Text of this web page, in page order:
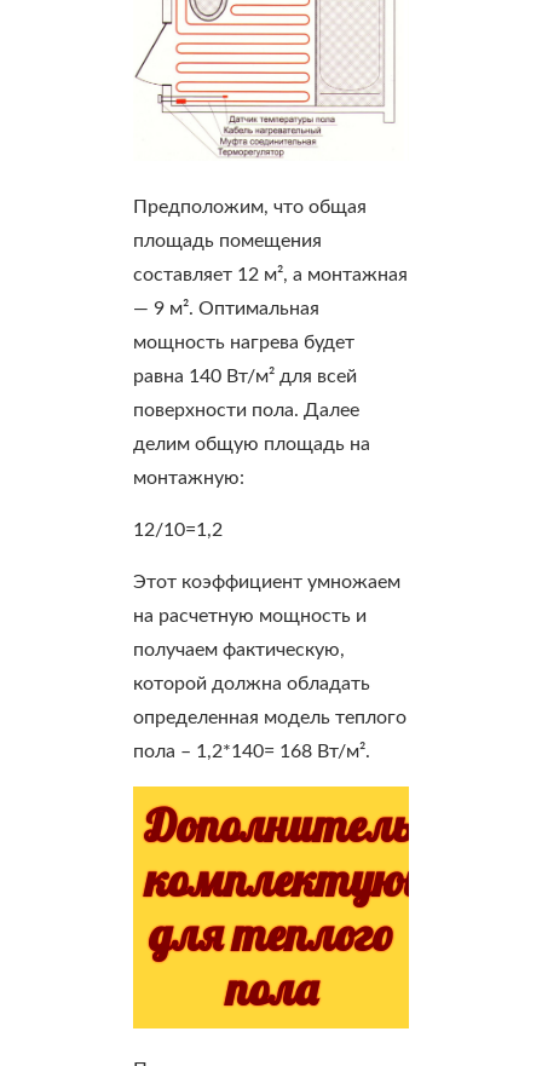
Предположим, что общая
площадь помещения
составляет 12 м², а монтажная
— 9 м². Оптимальная
мощность нагрева будет
равна 140 Вт/м² для всей
поверхности пола. Далее
делим общую площадь на
монтажную:
12/10=1,2
Этот коэффициент умножаем
на расчетную мощность и
получаем фактическую,
которой должна обладать
определенная модель теплого
пола – 1,2*140= 168 Вт/м².
Дополнительные
комплектующие
для теплого
пола